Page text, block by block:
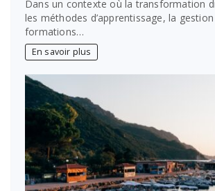
Dans un contexte où la transformation
les méthodes d’apprentissage, la gestion
formations…
En savoir plus